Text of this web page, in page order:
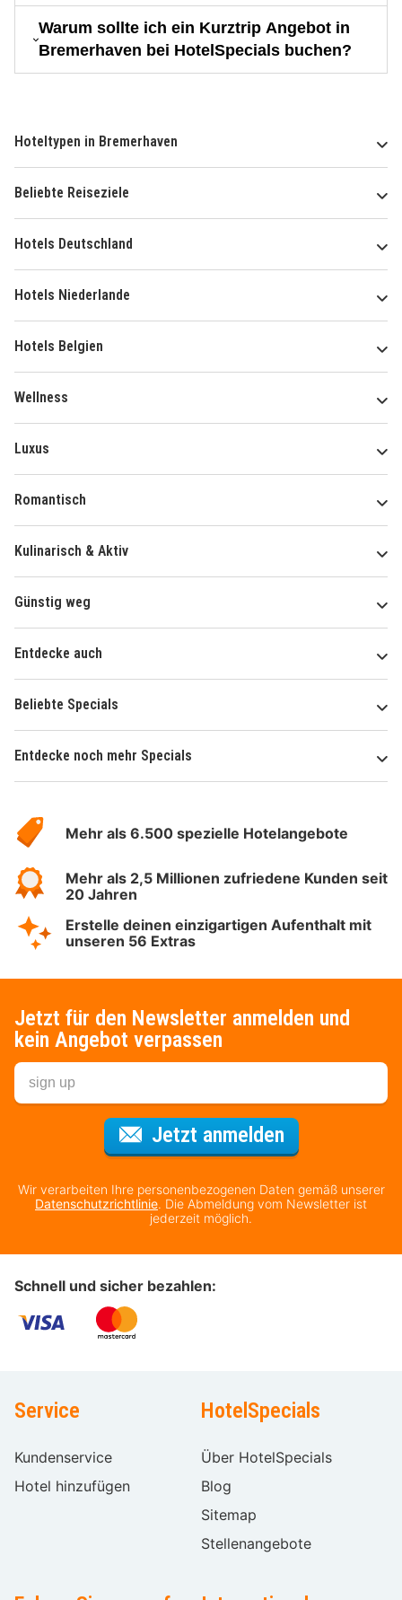
Warum sollte ich ein Kurztrip Angebot in
Bremerhaven bei HotelSpecials buchen?
Hoteltypen in Bremerhaven
Beliebte Reiseziele
Hotels Deutschland
Hotels Niederlande
Hotels Belgien
Wellness
Luxus
Romantisch
Kulinarisch & Aktiv
Günstig weg
Entdecke auch
Beliebte Specials
Entdecke noch mehr Specials
Hotelspecials
Mehr als 6.500 spezielle Hotelangebote
Mehr als 2,5 Millionen zufriedene Kunden seit
20 Jahren
Erstelle deinen einzigartigen Aufenthalt mit
unseren 56 Extras
Jetzt für den Newsletter anmelden und
kein Angebot verpassen
Jetzt anmeldenFür den
Wir verarbeiten Ihre personenbezogenen Daten gemäß unserer
Datenschutzrichtlinie. Die Abmeldung vom Newsletter ist
jederzeit möglich.
Schnell und sicher bezahlen:
Service
Kundenservice
Hotel hinzufügen
HotelSpecials
Über HotelSpecials
Blog
Sitemap
Stellenangebote